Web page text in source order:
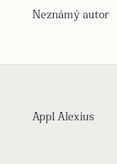
Neznámý autor
Appl Alexius